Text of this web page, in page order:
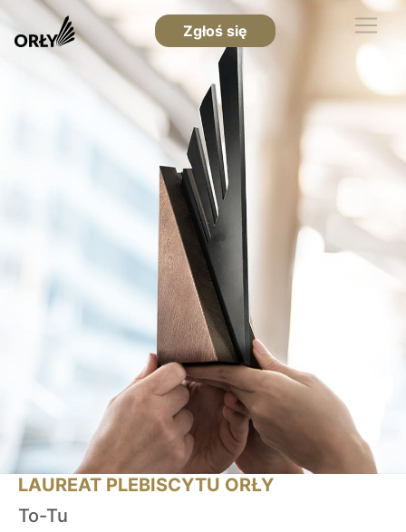
Zgłoś się
LAUREAT PLEBISCYTU ORŁY
To-Tu